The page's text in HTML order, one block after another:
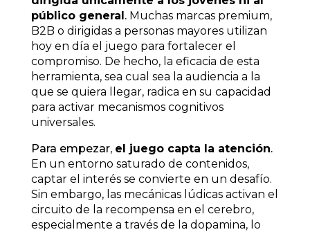
público general. Muchas marcas premium,
B2B o dirigidas a personas mayores utilizan
hoy en día el juego para fortalecer el
compromiso. De hecho, la eficacia de esta
herramienta, sea cual sea la audiencia a la
que se quiera llegar, radica en su capacidad
para activar mecanismos cognitivos
universales.
Para empezar, el juego capta la atención.
En un entorno saturado de contenidos,
captar el interés se convierte en un desafío.
Sin embargo, las mecánicas lúdicas activan el
circuito de la recompensa en el cerebro,
especialmente a través de la dopamina, lo